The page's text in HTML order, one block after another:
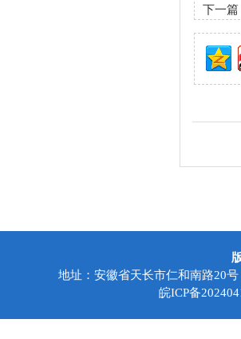
下一篇
地址：安徽省天长市仁和南路20
皖ICP备